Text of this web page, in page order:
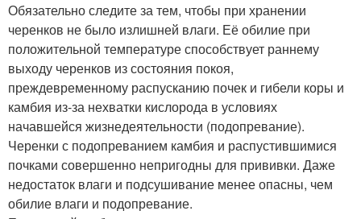
Обязательно следите за тем, чтобы при хранении
черенков не было излишней влаги. Её обилие при
положительной температуре способствует раннему
выходу черенков из состояния покоя,
преждевременному распусканию почек и гибели коры и
камбия из-за нехватки кислорода в условиях
начавшейся жизнедеятельности (подопревание).
Черенки с подопреванием камбия и распустившимися
почками совершенно непригодны для прививки. Даже
недостаток влаги и подсушивание менее опасны, чем
обилие влаги и подопревание.